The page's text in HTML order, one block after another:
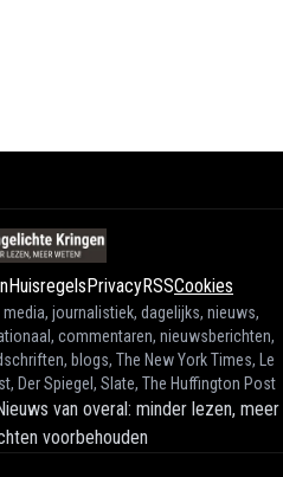
HuisregelsPrivacyRSSCookies
journalistiek, dagelijks, nieuws,
commentaren, nieuwsberichten,
blogs, The New York Times, Le
Der Spiegel, Slate, The Huffington Post
van overal: minder lezen, meer
voorbehouden